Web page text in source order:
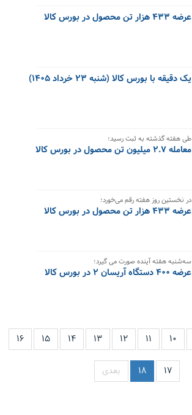
عرضه ۴۳۳ هزار تن محصول در بورس کالا
یک دقیقه با بورس کالا (شنبه ۲۳ خرداد ۱۴۰۵)
طی هفته گذشته به ثبت رسید؛
معامله ۲.۷ میلیون تن محصول در بورس کالا
در نخستین روز هفته رقم می‌خورد؛
عرضه ۴۳۳ هزار تن محصول در بورس کالا
سه‌شنبه هفته آینده صورت می گیرد؛
عرضه ۴۰۰ دستگاه آریسان ۲ در بورس کالا
۱۰ ۱۱ ۱۲ ۱۳ ۱۴ ۱۵ ۱۶
۱۷ ۱۸ بعدی